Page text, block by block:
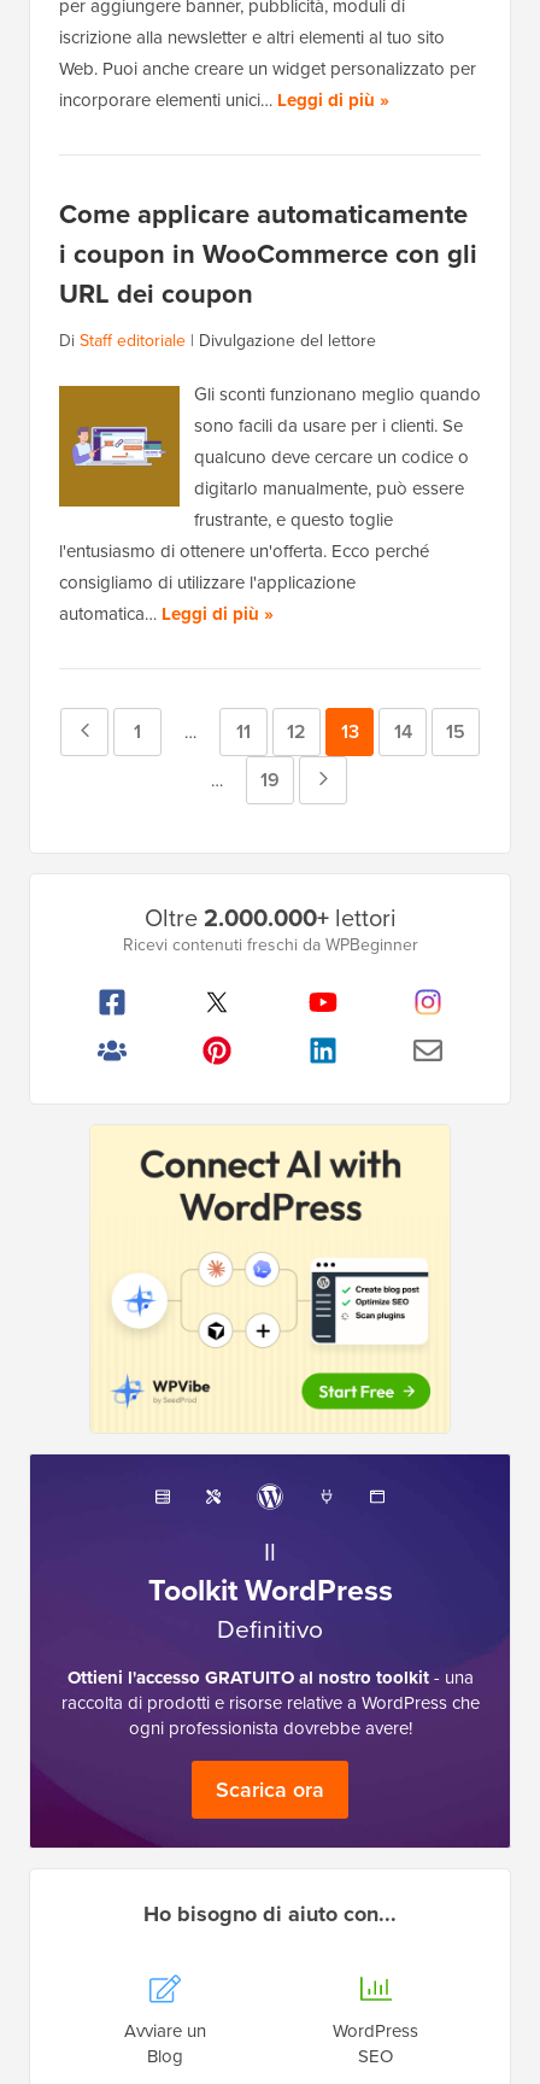
per aggiungere banner, pubblicità, moduli di
iscrizione alla newsletter e altri elementi al tuo sito
Web. Puoi anche creare un widget personalizzato per
incorporare elementi unici… Leggi di più »
Come applicare automaticamente
i coupon in WooCommerce con gli
URL dei coupon
DiStaff editoriale | Divulgazione del lettore
Gli sconti funzionano meglio quando
sono facili da usare per i clienti. Se
qualcuno deve cercare un codice o
digitarlo manualmente, può essere
frustrante, e questo toglie
l'entusiasmo di ottenere un'offerta. Ecco perché
consigliamo di utilizzare l'applicazione
automatica… Leggi di più »
PaginaPagina
1
Pagine
intermedie
omesse
… Pagina
11 Pagina
12 Pagina
13 Pagina
14 Pagina
15
Pagine
intermedie
… Pagina
19
Oltre2.000.000+lettori
Ricevi contenuti freschi da WPBeginner
Il
Toolkit WordPress
Definitivo
Ottieni l'accesso GRATUITO al nostro toolkit- una
raccolta di prodotti e risorse relative a WordPress che
ogni professionista dovrebbe avere!
Scarica ora
Ho bisogno di aiuto con...
Avviare un
Blog
WordPress
SEO